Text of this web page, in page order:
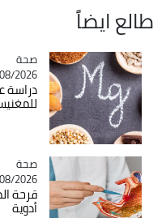
طالع ايضاً
Catégorie
صحة
2026 - 10:09
دراسة
Catégorie
صحة
2026 - 20:14
قرحة
أدوية